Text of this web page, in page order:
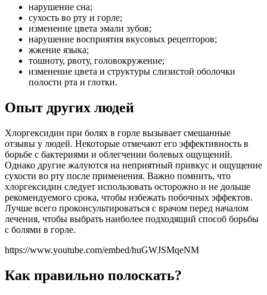
нарушение сна;
сухость во рту и горле;
изменение цвета эмали зубов;
нарушение восприятия вкусовых рецепторов;
жжение языка;
тошноту, рвоту, головокружение;
изменение цвета и структуры слизистой оболочки
полости рта и глотки.
Опыт других людей
Хлоргексидин при болях в горле вызывает смешанные
отзывы у людей. Некоторые отмечают его эффективность в
борьбе с бактериями и облегчении болевых ощущений.
Однако другие жалуются на неприятный привкус и ощущение
сухости во рту после применения. Важно помнить, что
хлоргексидин следует использовать осторожно и не дольше
рекомендуемого срока, чтобы избежать побочных эффектов.
Лучше всего проконсультироваться с врачом перед началом
лечения, чтобы выбрать наиболее подходящий способ борьбы
с болями в горле.
https://www.youtube.com/embed/huGWJSMqeNM
Как правильно полоскать?